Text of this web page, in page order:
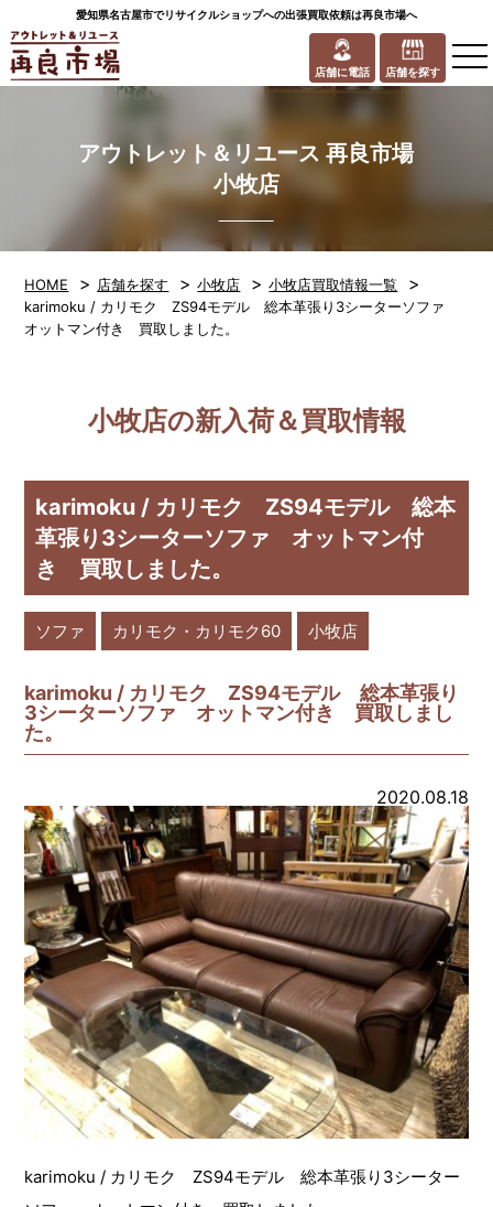
愛知県名古屋市でリサイクルショップへの出張買取依頼は再良市場へ
店舗に電話 店舗を探す
アウトレット＆リユース 再良市場
小牧店
HOME > 店舗を探す >小牧店 >小牧店買取情報一覧 >
karimoku / カリモク ZS94モデル 総本革張り3シーターソファ
オットマン付き 買取しました。
小牧店の新入荷＆買取情報
karimoku / カリモク ZS94モデル 総本
革張り3シーターソファ オットマン付
き 買取しました。
ソファ カリモク・カリモク60 小牧店
karimoku / カリモク ZS94モデル 総本革張り
3シーターソファ オットマン付き 買取しまし
た。
2020.08.18
karimoku / カリモク ZS94モデル 総本革張り3シーター